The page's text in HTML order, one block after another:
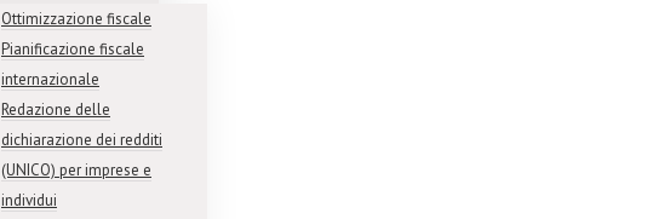
Ottimizzazione fiscale
Pianificazione fiscale
internazionale
Redazione delle
dichiarazione dei redditi
(UNICO) per imprese e
individui